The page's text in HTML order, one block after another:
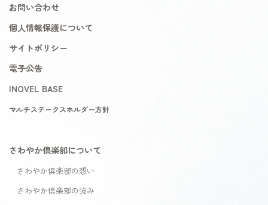
お問い合わせ
個人情報保護について
サイトポリシー
電子公告
INOVEL BASE
マルチステークスホルダー方針
さわやか倶楽部について
さわやか倶楽部の想い
さわやか倶楽部の強み